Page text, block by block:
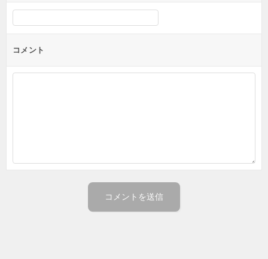
コメント